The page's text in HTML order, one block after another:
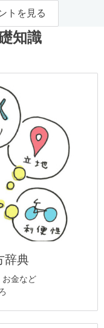
トを見る
知識
辞典
お金など